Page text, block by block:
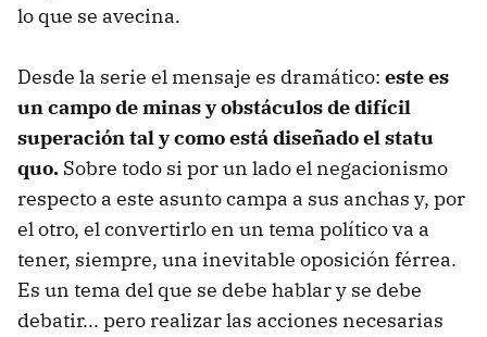
lo que se avecina.
Desde la serie el mensaje es dramático: este es
un campo de minas y obstáculos de difícil
superación tal y como está diseñado el statu
quo. Sobre todo si por un lado el negacionismo
respecto a este asunto campa a sus anchas y, por
el otro, el convertirlo en un tema político va a
tener, siempre, una inevitable oposición férrea.
Es un tema del que se debe hablar y se debe
debatir... pero realizar las acciones necesarias